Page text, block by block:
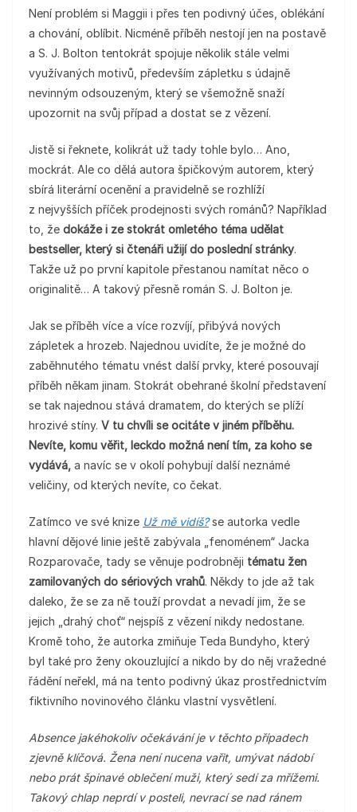
Není problém si Maggii i přes ten podivný účes, oblékání
a chování, oblíbit. Nicméně příběh nestojí jen na postavě
a S. J. Bolton tentokrát spojuje několik stále velmi
využívaných motivů, především zápletku s údajně
nevinným odsouzeným, který se všemožně snaží
upozornit na svůj případ a dostat se z vězení.
Jistě si řeknete, kolikrát už tady tohle bylo… Ano,
mockrát. Ale co dělá autora špičkovým autorem, který
sbírá literární ocenění a pravidelně se rozhlíží
z nejvyšších příček prodejnosti svých románů? Například
to, že dokáže i ze stokrát omletého téma udělat
bestseller, který si čtenáři užijí do poslední stránky.
Takže už po první kapitole přestanou namítat něco o
originalitě… A takový přesně román S. J. Bolton je.
Jak se příběh více a více rozvíjí, přibývá nových
zápletek a hrozeb. Najednou uvidíte, že je možné do
zaběhnutého tématu vnést další prvky, které posouvají
příběh někam jinam. Stokrát obehrané školní představení
se tak najednou stává dramatem, do kterých se plíží
hrozivé stíny. V tu chvíli se ocitáte v jiném příběhu.
Nevíte, komu věřit, leckdo možná není tím, za koho se
vydává, a navíc se v okolí pohybují další neznámé
veličiny, od kterých nevíte, co čekat.
Zatímco ve své knize Už mě vidíš?se autorka vedle
hlavní dějové linie ještě zabývala „fenoménem“ Jacka
Rozparovače, tady se věnuje podrobněji tématu žen
zamilovaných do sériových vrahů. Někdy to jde až tak
daleko, že se za ně touží provdat a nevadí jim, že se
jejich „drahý choť“ nejspíš z vězení nikdy nedostane.
Kromě toho, že autorka zmiňuje Teda Bundyho, který
byl také pro ženy okouzlující a nikdo by do něj vražedné
řádění neřekl, má na tento podivný úkaz prostřednictvím
fiktivního novinového článku vlastní vysvětlení.
Absence jakéhokoliv očekávání je v těchto případech
zjevně klíčová. Žena není nucena vařit, umývat nádobí
nebo prát špinavé oblečení muži, který sedí za mřížemi.
Takový chlap neprdí v posteli, nevrací se nad ránem